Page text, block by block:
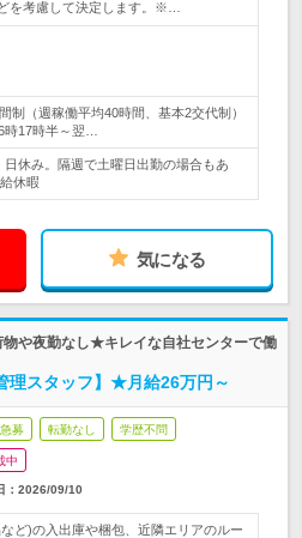
を考慮して決定します。※…
制（週稼働平均40時間、基本2交代制）
時17時半～翌…
休み。隔週で土曜日出勤の場合もあ
休暇
気になる
や夜勤なし★キレイな自社センターで働
理スタッフ】★月給26万円～
急募 転勤なし 学歴不問
中
： 2026/09/10
ど)の入出庫や梱包、近隣エリアのルー